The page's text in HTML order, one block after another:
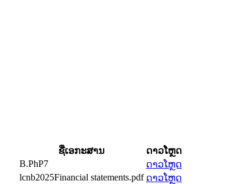
ຊື່ເອກະສານ
ດາວໂຫຼດ
B.PhP7
ດາວໂຫຼດ
lcnb2025Financial statements.pdf ດາວໂຫຼດ